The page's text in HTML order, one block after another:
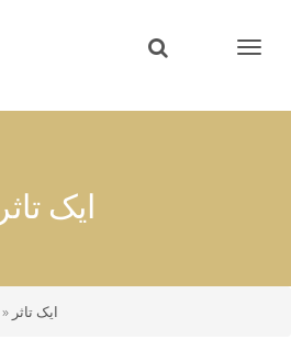
content
ایک تاثر
ایک تاثر